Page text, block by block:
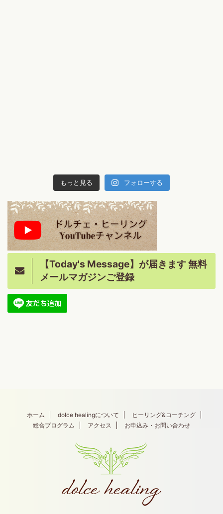
もっと見る フォローする
【Today's Message】が届きます 無料
メールマガジンご登録
ホーム dolce healingについて
ヒーリング&コーチング
総合プログラム
アクセス お申込み・お問い合わせ